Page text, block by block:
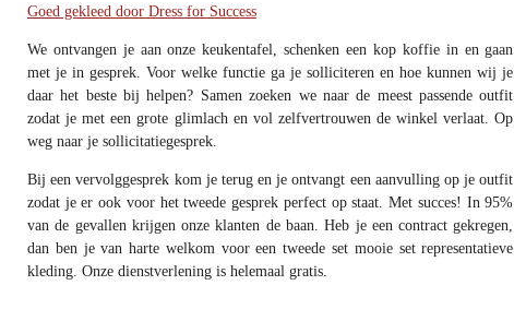
Goed gekleed door Dress for Success
We ontvangen je aan onze keukentafel, schenken een kop koffie in en gaan
met je in gesprek. Voor welke functie ga je solliciteren en hoe kunnen wij je
daar het beste bij helpen? Samen zoeken we naar de meest passende outfit
zodat je met een grote glimlach en vol zelfvertrouwen de winkel verlaat. Op
weg naar je sollicitatiegesprek.
Bij een vervolggesprek kom je terug en je ontvangt een aanvulling op je outfit
zodat je er ook voor het tweede gesprek perfect op staat. Met succes! In 95%
van de gevallen krijgen onze klanten de baan. Heb je een contract gekregen,
dan ben je van harte welkom voor een tweede set mooie set representatieve
kleding. Onze dienstverlening is helemaal gratis.